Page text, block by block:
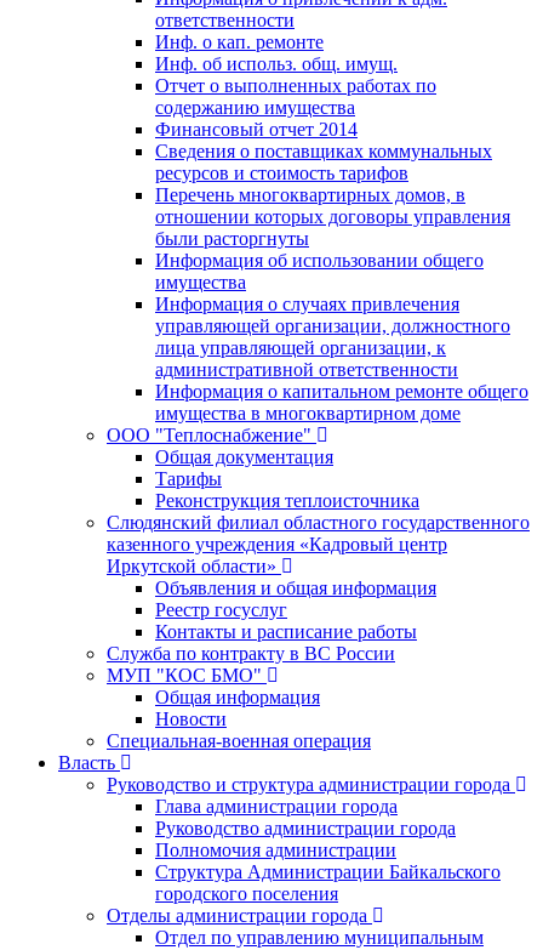
ответственности
Инф. о кап. ремонте
Инф. об использ. общ. имущ.
Отчет о выполненных работах по
содержанию имущества
Финансовый отчет 2014
Сведения о поставщиках коммунальных
ресурсов и стоимость тарифов
Перечень многоквартирных домов, в
отношении которых договоры управления
были расторгнуты
Информация об использовании общего
имущества
Информация о случаях привлечения
управляющей организации, должностного
лица управляющей организации, к
административной ответственности
Информация о капитальном ремонте общего
имущества в многоквартирном доме
ООО "Теплоснабжение"
Общая документация
Тарифы
Реконструкция теплоисточника
Слюдянский филиал областного государственного
казенного учреждения «Кадровый центр
Иркутской области»
Объявления и общая информация
Реестр госуслуг
Контакты и расписание работы
Служба по контракту в ВС России
МУП "КОС БМО"
Общая информация
Новости
Специальная-военная операция
Власть
Руководство и структура администрации города
Глава администрации города
Руководство администрации города
Полномочия администрации
Структура Администрации Байкальского
городского поселения
Отделы администрации города
Отдел по управлению муниципальным